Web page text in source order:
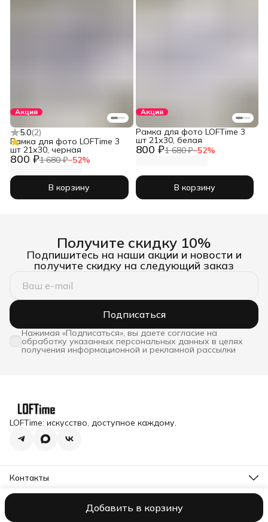
Добавить в корзину
Акция
5.0(2)
800 ₽1 680 ₽−52%
Рамка для фото LOFTime 3
шт 21х30, черная
В корзину
Акция
800 ₽1 680 ₽−52%
Рамка для фото LOFTime 3
шт 21х30, белая
В корзину
Получите скидку 10%
Подпишитесь на наши акции и новости и
получите скидку на следующий заказ
Подписаться
Нажимая «Подписаться», вы даете согласие на
обработку указанных персональных данных в целях
получения информационной и рекламной рассылки
LOFTime: искусство, доступное каждому.
Контакты
Адрес
Правила возвратаРеквизиты